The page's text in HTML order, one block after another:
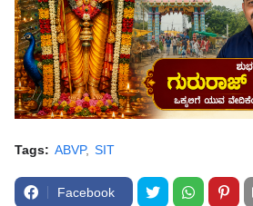
Tags: ABVP SIT
Facebook